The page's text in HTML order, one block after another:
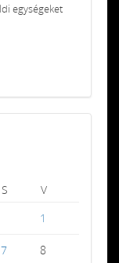
egységeket
S
V
1
7 8